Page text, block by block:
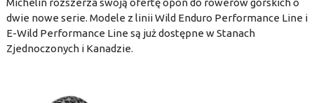
dwie nowe serie. Modele z linii Wild Enduro Performance Line i
E-Wild Performance Line są już dostępne w Stanach
Zjednoczonych i Kanadzie.